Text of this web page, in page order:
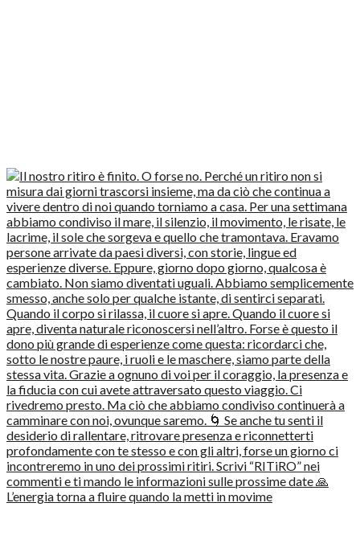
L’energia torna a fluire quando la metti in movime